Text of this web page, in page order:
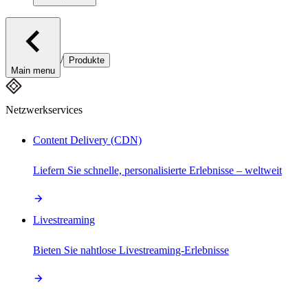
Main menu
/ Produkte
Netzwerkservices
Content Delivery (CDN)
Liefern Sie schnelle, personalisierte Erlebnisse – weltweit
Livestreaming
Bieten Sie nahtlose Livestreaming-Erlebnisse